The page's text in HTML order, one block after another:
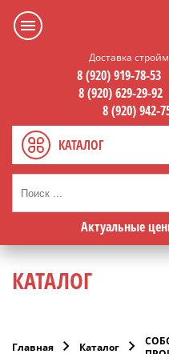
Доставка
8 (920) 919-78-53
8 (920) 629-29-92
8 (920) 942-
КАТАЛОГ
Актуальные
КАТАЛОГ
Главная Каталог